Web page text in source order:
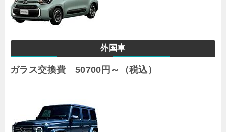
外国車
ガラス交換費 50700円～（税込）